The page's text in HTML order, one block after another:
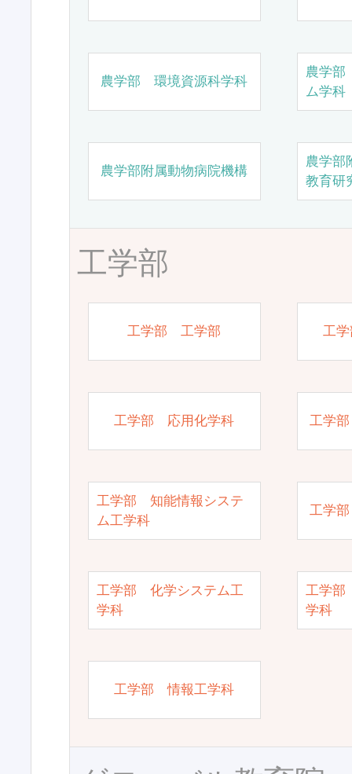
農学部 環境資源科学科
農学
ム学科
農学部附属動物病院機構
農学部
教育研
工学部
工学部 工学部 工
工学部 応用化学科 工学
工学部 知能情報システ
ム工学科
工学
工学部 化学システム工
学科
工学部
学科
工学部 情報工学科